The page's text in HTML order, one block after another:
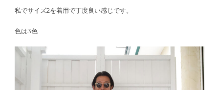
私でサイズ2を着用で丁度良い感じです。
色は3色